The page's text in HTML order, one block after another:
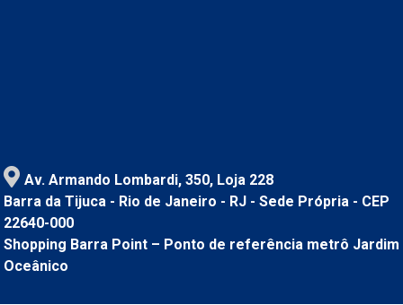
Av. Armando Lombardi, 350, Loja 228
Barra da Tijuca - Rio de Janeiro - RJ - Sede Própria - CEP
22640-000
Shopping Barra Point – Ponto de referência metrô Jardim
Oceânico